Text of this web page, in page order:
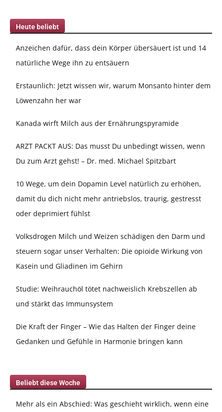
Heute beliebt
Anzeichen dafür, dass dein Körper übersäuert ist und 14
natürliche Wege ihn zu entsäuern
Erstaunlich: Jetzt wissen wir, warum Monsanto hinter dem
Löwenzahn her war
Kanada wirft Milch aus der Ernährungspyramide
ARZT PACKT AUS: Das musst Du unbedingt wissen, wenn
Du zum Arzt gehst! – Dr. med. Michael Spitzbart
10 Wege, um dein Dopamin Level natürlich zu erhöhen,
damit du dich nicht mehr antriebslos, traurig, gestresst
oder deprimiert fühlst
Volksdrogen Milch und Weizen schädigen den Darm und
steuern sogar unser Verhalten: Die opioide Wirkung von
Kasein und Gliadinen im Gehirn
Studie: Weihrauchöl tötet nachweislich Krebszellen ab
und stärkt das Immunsystem
Die Kraft der Finger – Wie das Halten der Finger deine
Gedanken und Gefühle in Harmonie bringen kann
Beliebt diese Woche
Mehr als ein Abschied: Was geschieht wirklich, wenn eine